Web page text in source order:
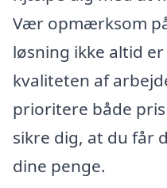
Vær opmærksom
løsning ikke altid
kvaliteten af
prioritere både
sikre dig, at du får
dine penge.